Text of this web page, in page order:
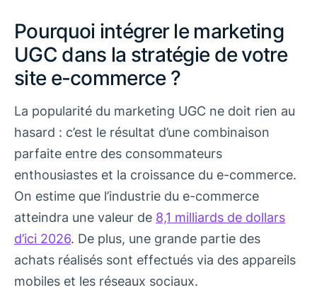
Pourquoi intégrer le marketing
UGC dans la stratégie de votre
site e-commerce ?
La popularité du marketing UGC ne doit rien au
hasard : c’est le résultat d’une combinaison
parfaite entre des consommateurs
enthousiastes et la croissance du e-commerce.
On estime que l’industrie du e-commerce
atteindra une valeur de 8,1 milliards de dollars
d’ici 2026. De plus, une grande partie des
achats réalisés sont effectués via des appareils
mobiles et les réseaux sociaux.